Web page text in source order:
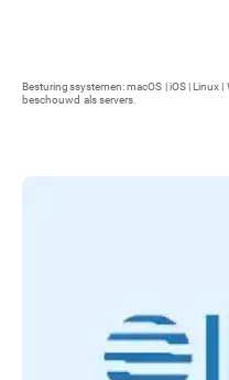
Besturingssystemen: macOS | iOS |
beschouwd als servers.